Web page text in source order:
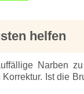
helfen
Narben
Ist die